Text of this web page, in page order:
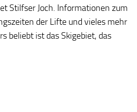
Stilfser Joch. Informationen zum
der Lifte und vieles mehr
beliebt ist das Skigebiet, das